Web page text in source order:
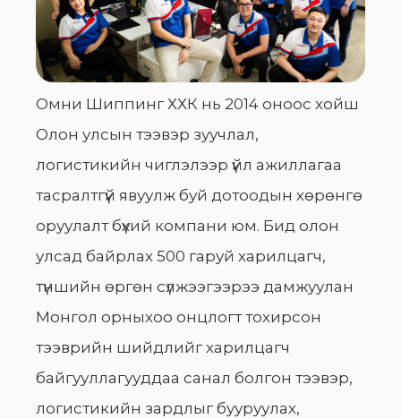
Омни Шиппинг ХХК нь 2014 оноос хойш
Олон улсын тээвэр зуучлал,
логистикийн чиглэлээр үйл ажиллагаа
тасралтгүй явуулж буй дотоодын хөрөнгө
оруулалт бүхий компани юм. Бид олон
улсад байрлах 500 гаруй харилцагч,
түншийн өргөн сүлжээгээрээ дамжуулан
Монгол орныхоо онцлогт тохирсон
тээврийн шийдлийг харилцагч
байгууллагууддаа санал болгон тээвэр,
логистикийн зардлыг бууруулах,